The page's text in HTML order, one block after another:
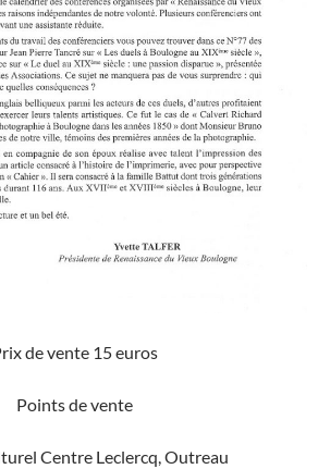
de vente 15 euros
Points de vente
Centre Leclercq, Outreau